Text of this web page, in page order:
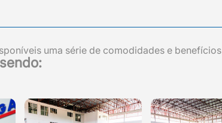
uma série de comodidades e benefícios